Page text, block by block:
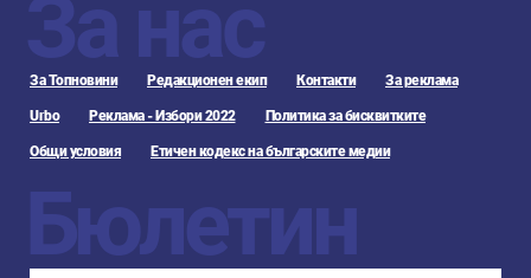
За нас
За Топновини Редакционен екип Контакти За реклама
Urbo Реклама - Избори 2022 Политика за бисквитките
Общи условия Етичен кодекс на българските медии
Бюлетин